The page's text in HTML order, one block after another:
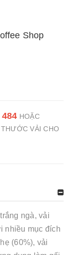
Shop
HOẶC
VẢI CHO
ngà, vải
nhiều mục đích
(60%), vải